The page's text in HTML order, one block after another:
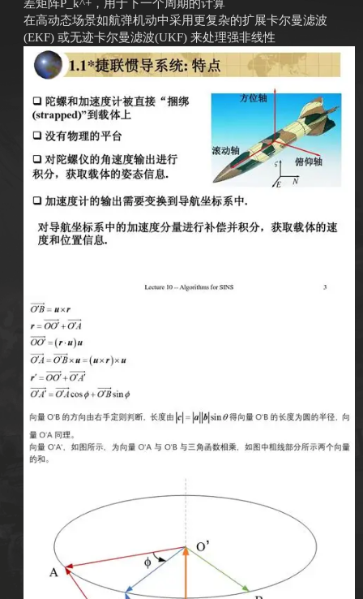
差矩阵P_k^+，用于下一个周期的计算
在高动态场景如航弹机动中采用更复杂的扩展卡尔曼滤波
(EKF) 或无迹卡尔曼滤波(UKF) 来处理强非线性